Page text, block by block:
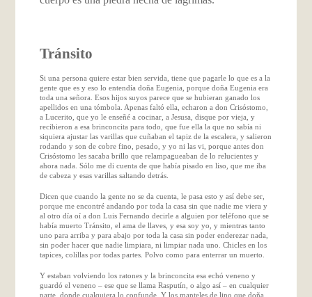
Tránsito
Si una persona quiere estar bien servida, tiene que pagarle lo que es a la
gente que es y eso lo entendía doña Eugenia, porque doña Eugenia era
toda una señora. Esos hijos suyos parece que se hubieran ganado los
apellidos en una tómbola. Apenas faltó ella, echaron a don Crisóstomo,
a Lucerito, que yo le enseñé a cocinar, a Jesusa, disque por vieja, y
recibieron a esa brinconcita para todo, que fue ella la que no sabía ni
siquiera ajustar las varillas que cuñaban el tapiz de la escalera, y salieron
rodando y son de cobre fino, pesado, y yo ni las vi, porque antes don
Crisóstomo les sacaba brillo que relampagueaban de lo relucientes y
ahora nada. Sólo me di cuenta de que había pisado en liso, que me iba
de cabeza y esas varillas saltando detrás.
Dicen que cuando la gente no se da cuenta, le pasa esto y así debe ser,
porque me encontré andando por toda la casa sin que nadie me viera y
al otro día oí a don Luis Fernando decirle a alguien por teléfono que se
había muerto Tránsito, el ama de llaves, y esa soy yo, y mientras tanto
uno para arriba y para abajo por toda la casa sin poder enderezar nada,
sin poder hacer que nadie limpiara, ni limpiar nada uno. Chicles en los
tapices, colillas por todas partes. Polvo como para enterrar un muerto.
Y estaban volviendo los ratones y la brinconcita esa echó veneno y
guardó el veneno – ese que se llama Rasputín, o algo así – en cualquier
parte, donde cualquiera lo confunde. Y los manteles de lino que doña